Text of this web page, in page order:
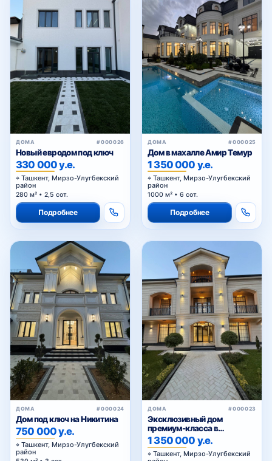
ДОМА #000026
Новый евродом под ключ
330 000 у.е.
Ташкент, Мирзо-Улугбекский
район
280 м² • 2,5 сот.
Подробнее
ДОМА #000025
Дом в махалле Амир Темур
1 350 000 у.е.
Ташкент, Мирзо-Улугбекский
район
1000 м² • 6 сот.
Подробнее
ДОМА #000024
Дом под ключ на Никитина
750 000 у.е.
Ташкент, Мирзо-Улугбекский
район
ДОМА #000023
Эксклюзивный дом
премиум-класса в
Мирзоулугбекском районе
1 350 000 у.е.
Ташкент, Мирзо-Улугбекский